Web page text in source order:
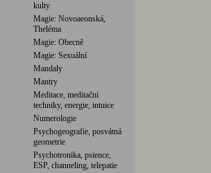
kulty
Magie: Novoaeonská,
Theléma
Magie: Obecně
Magie: Sexuální
Mandaly
Mantry
Meditace, meditační
techniky, energie, intuice
Numerologie
Psychogeografie, posvátná
geometrie
Psychotronika, psience,
ESP, channeling, telepatie